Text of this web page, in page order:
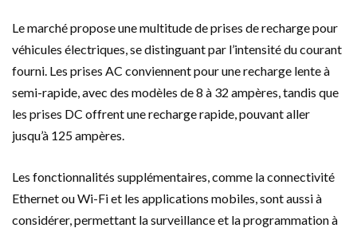
Le marché propose une multitude de prises de recharge pour
véhicules électriques, se distinguant par l’intensité du courant
fourni. Les prises AC conviennent pour une recharge lente à
semi-rapide, avec des modèles de 8 à 32 ampères, tandis que
les prises DC offrent une recharge rapide, pouvant aller
jusqu’à 125 ampères.
Les fonctionnalités supplémentaires, comme la connectivité
Ethernet ou Wi-Fi et les applications mobiles, sont aussi à
considérer, permettant la surveillance et la programmation à